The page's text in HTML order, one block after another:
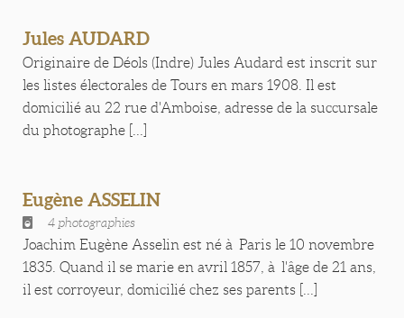
Jules AUDARD
Originaire de Déols (Indre) Jules Audard est inscrit sur
les listes électorales de Tours en mars 1908. Il est
domicilié au 22 rue d'Amboise, adresse de la succursale
du photographe [...]
Eugène ASSELIN
4 photographies
Joachim Eugène Asselin est né à Paris le 10 novembre
1835. Quand il se marie en avril 1857, à l'âge de 21 ans,
il est corroyeur, domicilié chez ses parents [...]